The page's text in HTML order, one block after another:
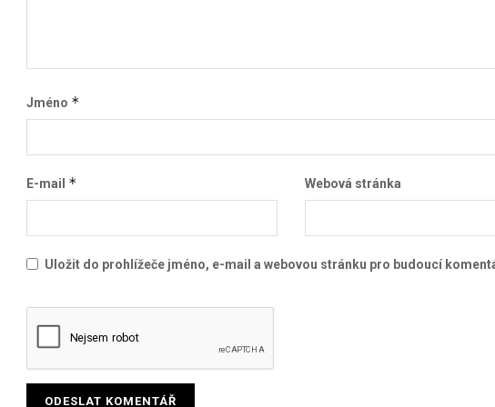
Jméno *
E-mail * Webová stránka
Uložit do prohlížeče jméno, e-mail a webovou stránku pro budoucí